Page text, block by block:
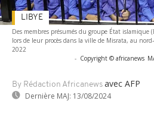
Des membres présumés du groupe État islamique
lors de leur procès dans la ville de Misrata, au
2022
- Copyright © africanews
By Rédaction Africanews avec AFP
Dernière MAJ: 13/08/2024
LIBYE